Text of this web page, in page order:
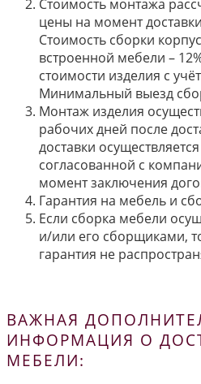
Стоимость монтажа
цены на момент
Стоимость сборки
встроенной мебели –
стоимости изделия с
Минимальный выезд
Монтаж изделия
рабочих дней после
доставки
согласованной с
момент заключения
Гарантия на мебель и
Если сборка мебели
и/или его сборщиками,
гарантия не
ВАЖНАЯ
ИНФОРМАЦИЯ О
МЕБЕЛИ: